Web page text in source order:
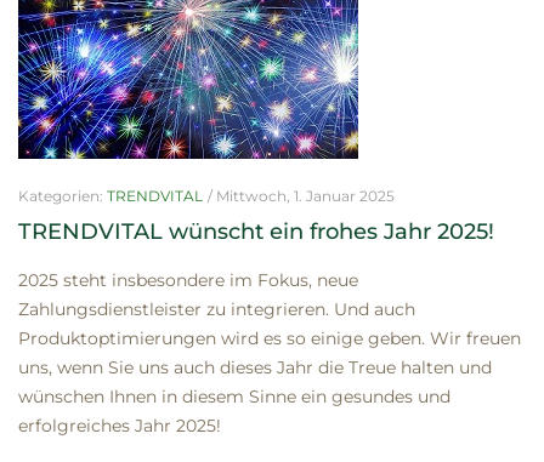
Kategorien: TRENDVITAL / Mittwoch, 1. Januar 2025
TRENDVITAL wünscht ein frohes Jahr 2025!
2025 steht insbesondere im Fokus, neue
Zahlungsdienstleister zu integrieren. Und auch
Produktoptimierungen wird es so einige geben. Wir freuen
uns, wenn Sie uns auch dieses Jahr die Treue halten und
wünschen Ihnen in diesem Sinne ein gesundes und
erfolgreiches Jahr 2025!